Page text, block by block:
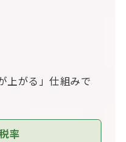
上がる」仕組みで
率